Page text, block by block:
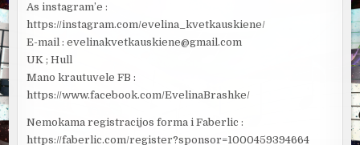
As instagram’e :
https://instagram.com/evelina_kvetkauskiene/
E-mail : evelinakvetkauskiene@gmail.com
UK ; Hull
Mano krautuvele FB :
https://www.facebook.com/EvelinaBrashke/
Nemokama registracijos forma i Faberlic :
https://faberlic.com/register?sponsor=1000459394664